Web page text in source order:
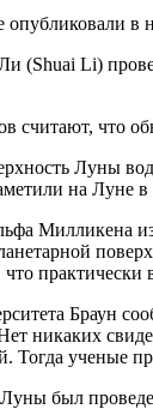
в
(Shuai Li)
считают, что
Луны
на
Милликена
что
Браун
никаких
Тогда ученые
был